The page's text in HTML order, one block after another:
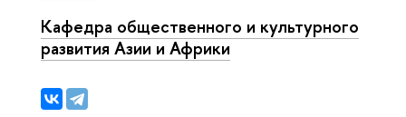
Кафедра общественного и культурного
развития Азии и Африки